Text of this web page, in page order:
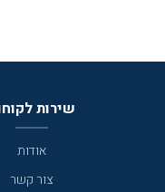
שירות
אודות
צור קשר